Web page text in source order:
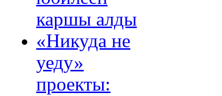
каршы алды
«Никуда не
уеду»
проекты: